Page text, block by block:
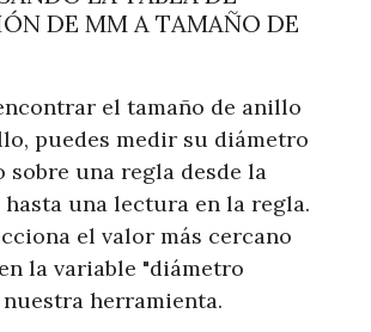
DE MM A TAMAÑO DE
el tamaño de anillo
puedes medir su diámetro
sobre una regla desde la
una lectura en la regla.
el valor más cercano
la variable "diámetro
herramienta.